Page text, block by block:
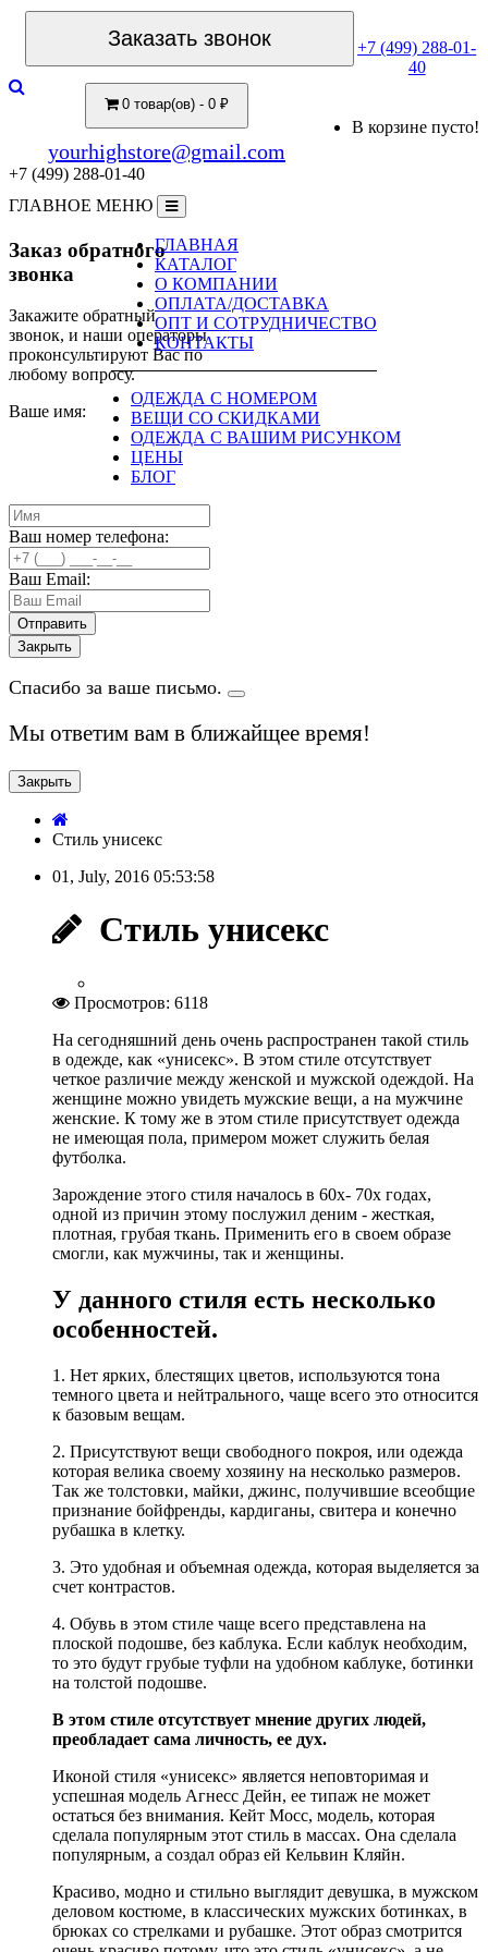
Заказать звонок
+7 (499) 288-01-
40
0 товар(ов) - 0 ₽
В корзине пусто!
yourhighstore@gmail.com
+7 (499) 288-01-40
ГЛАВНОЕ МЕНЮ
ГЛАВНАЯ
КАТАЛОГ
О КОМПАНИИ
ОПЛАТА/ДОСТАВКА
ОПТ И СОТРУДНИЧЕСТВО
КОНТАКТЫ
ОДЕЖДА С НОМЕРОМ
ВЕЩИ СО СКИДКАМИ
ОДЕЖДА С ВАШИМ РИСУНКОМ
ЦЕНЫ
БЛОГ
Заказ обратного
звонка
Закажите обратный
звонок, и наши операторы
проконсультируют Вас по
любому вопросу.
Ваше имя:
Ваш номер телефона:
Ваш Email:
Закрыть
Спасибо за ваше письмо.
Мы ответим вам в ближайщее время!
Закрыть
Cтиль унисекс
01, July, 2016 05:53:58
Cтиль унисекс
Просмотров: 6118
На сегодняшний день очень распространен такой стиль
в одежде, как «унисекс». В этом стиле отсутствует
четкое различие между женской и мужской одеждой. На
женщине можно увидеть мужские вещи, а на мужчине
женские. К тому же в этом стиле присутствует одежда
не имеющая пола, примером может служить белая
футболка.
Зарождение этого стиля началось в 60х- 70х годах,
одной из причин этому послужил деним - жесткая,
плотная, грубая ткань. Применить его в своем образе
смогли, как мужчины, так и женщины.
У данного стиля есть несколько
особенностей.
1. Нет ярких, блестящих цветов, используются тона
темного цвета и нейтрального, чаще всего это относится
к базовым вещам.
2. Присутствуют вещи свободного покроя, или одежда
которая велика своему хозяину на несколько размеров.
Так же толстовки, майки, джинс, получившие всеобщие
признание бойфренды, кардиганы, свитера и конечно
рубашка в клетку.
3. Это удобная и объемная одежда, которая выделяется за
счет контрастов.
4. Обувь в этом стиле чаще всего представлена на
плоской подошве, без каблука. Если каблук необходим,
то это будут грубые туфли на удобном каблуке, ботинки
на толстой подошве.
В этом стиле отсутствует мнение других людей,
преобладает сама личность, ее дух.
Иконой стиля «унисекс» является неповторимая и
успешная модель Агнесс Дейн, ее типаж не может
остаться без внимания. Кейт Мосс, модель, которая
сделала популярным этот стиль в массах. Она сделала
популярным, а создал образ ей Кельвин Кляйн.
Красиво, модно и стильно выглядит девушка, в мужском
деловом костюме, в классических мужских ботинках, в
брюках со стрелками и рубашке. Этот образ смотрится